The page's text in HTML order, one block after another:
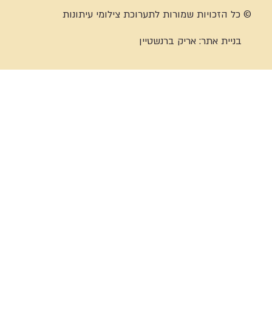
© כל הזכויות שמורות לתערוכת צילומי עיתונות
בניית אתר:אריק ברנשטיין